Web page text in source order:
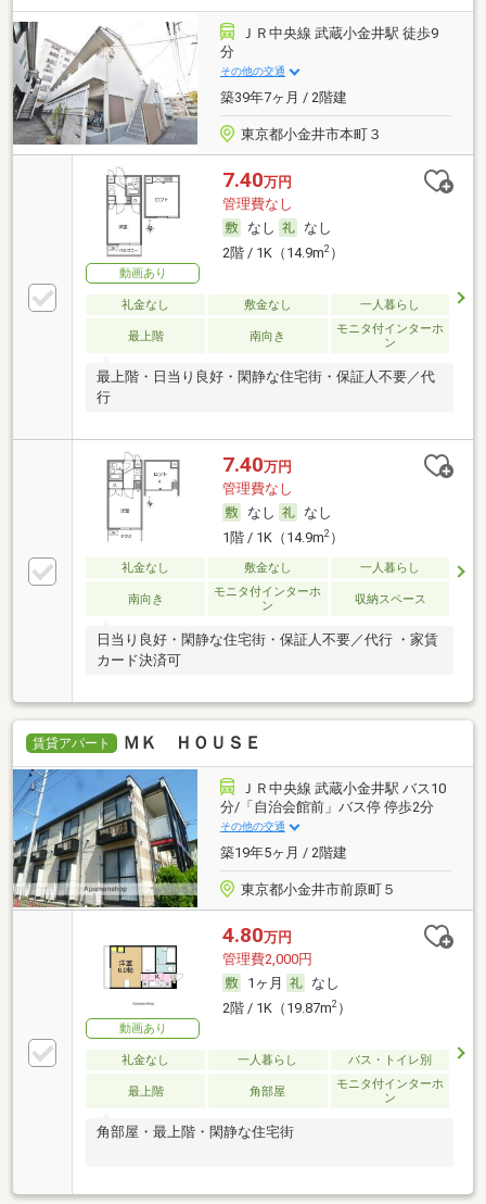
ＪＲ中央線 武蔵小金井駅 徒歩9
分
その他の交通
築39年7ヶ月 / 2階建
東京都小金井市本町３
動画あり
7.40万円
管理費なし
なし
なし
2階 / 1K（14.9m2）
礼金なし 敷金なし 一人暮らし
最上階 南向き
モニタ付インターホ
ン
最上階・日当り良好・閑静な住宅街・保証人不要／代
行
7.40万円
管理費なし
なし
なし
1階 / 1K（14.9m2）
礼金なし 敷金なし 一人暮らし
南向き
モニタ付インターホ
ン
収納スペース
日当り良好・閑静な住宅街・保証人不要／代行 ・家賃
カード決済可
賃貸アパート ＭＫ ＨＯＵＳＥ
ＪＲ中央線 武蔵小金井駅 バス10
分/「自治会館前」バス停 停歩2分
その他の交通
築19年5ヶ月 / 2階建
東京都小金井市前原町５
動画あり
4.80万円
管理費2,000円
1ヶ月
なし
2階 / 1K（19.87m2）
礼金なし 一人暮らし バス・トイレ別
最上階 角部屋
モニタ付インターホ
ン
角部屋・最上階・閑静な住宅街